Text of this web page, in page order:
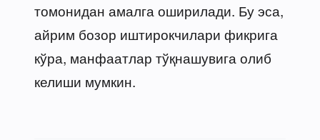
томонидан амалга оширилади. Бу эса,
айрим бозор иштирокчилари фикрига
кўра, манфаатлар тўқнашувига олиб
келиши мумкин.